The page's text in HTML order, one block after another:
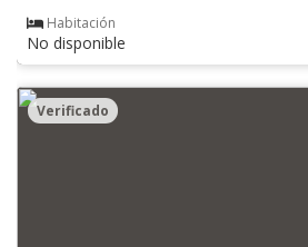
Habitación
No disponible
Verificado